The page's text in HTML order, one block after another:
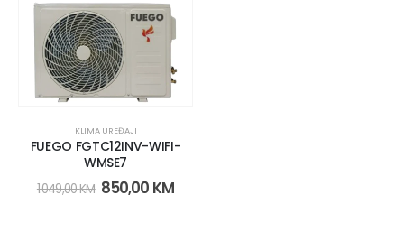
KLIMA UREĐAJI
FUEGO FGTC12INV-WIFI-
WMSE7
1.049,00KM 850,00 KM